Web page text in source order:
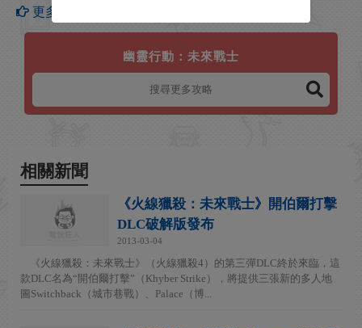
更多【幽靈行動：未來戰士】攻略
幽靈行動：未來戰士
相關新聞
《火線獵殺：未來戰士》開伯爾打擊
DLC破解版發布
2013-03-04
《火線獵殺：未來戰士》（火線獵殺4）的第三彈DLC終於來臨，這
款DLC名為“開伯爾打擊”（Khyber Strike），將提供三張新的多人地
圖Switchback（城市巷戰）、Palace（博...